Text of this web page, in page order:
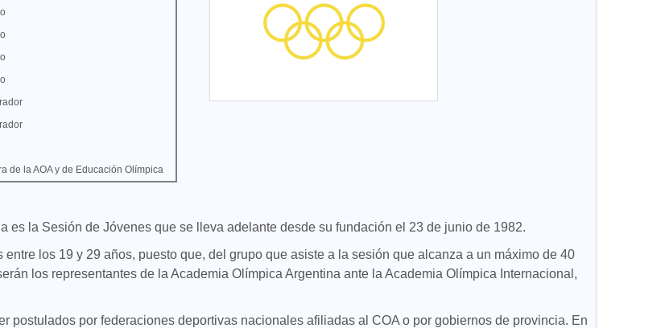
de la AOA y de Educación Olímpica
es la Sesión de Jóvenes que se lleva adelante desde su fundación el 23 de junio de 1982.
los 19 y 29 años, puesto que, del grupo que asiste a la sesión que alcanza a un máximo de 40
los representantes de la Academia Olímpica Argentina ante la Academia Olímpica Internacional,
postulados por federaciones deportivas nacionales afiliadas al COA o por gobiernos de provincia. En